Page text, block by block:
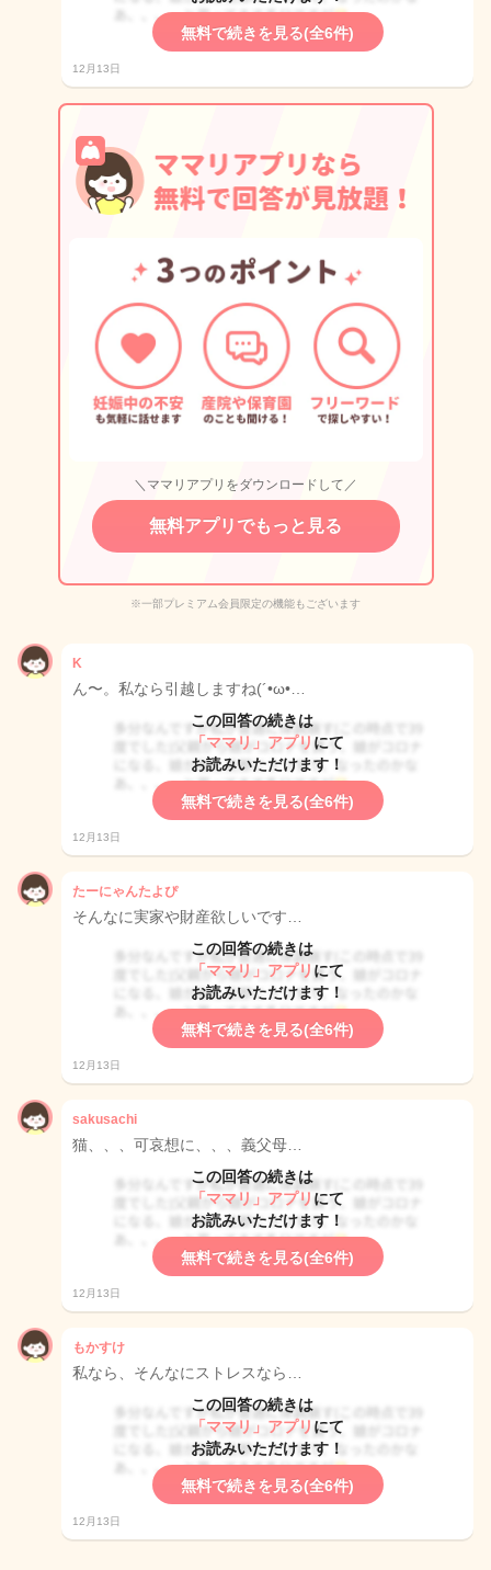
無料で続きを見る(全6件)
12月13日
＼ママリアプリをダウンロードして／
無料アプリでもっと見る
※一部プレミアム会員限定の機能もございます
K
ん〜。私なら引越しますね(´•ω•…
この回答の続きは
「ママリ」アプリ にて
お読みいただけます！
無料で続きを見る(全6件)
12月13日
たーにゃんたよぴ
そんなに実家や財産欲しいです…
この回答の続きは
「ママリ」アプリ にて
お読みいただけます！
無料で続きを見る(全6件)
12月13日
sakusachi
猫、、、可哀想に、、、義父母…
この回答の続きは
「ママリ」アプリ にて
お読みいただけます！
無料で続きを見る(全6件)
12月13日
もかすけ
私なら、そんなにストレスなら…
この回答の続きは
「ママリ」アプリ にて
お読みいただけます！
無料で続きを見る(全6件)
12月13日